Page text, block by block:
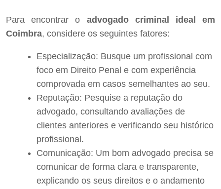
Para encontrar o advogado criminal ideal em
Coimbra, considere os seguintes fatores:
Especialização: Busque um profissional com
foco em Direito Penal e com experiência
comprovada em casos semelhantes ao seu.
Reputação: Pesquise a reputação do
advogado, consultando avaliações de
clientes anteriores e verificando seu histórico
profissional.
Comunicação: Um bom advogado precisa se
comunicar de forma clara e transparente,
explicando os seus direitos e o andamento